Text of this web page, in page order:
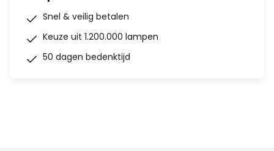
Snel & veilig betalen
Keuze uit 1.200.000 lampen
50 dagen bedenktijd